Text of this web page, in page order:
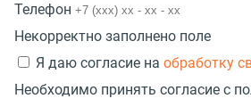
Телефон
Некорректно заполнено поле
Я даю согласие на обработку
Необходимо принять согласие с